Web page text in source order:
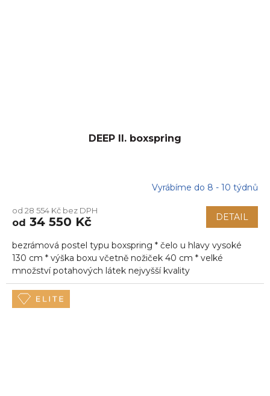
DEEP II. boxspring
Vyrábíme do 8 - 10 týdnů
od 28 554 Kč bez DPH
od 34 550 Kč DETAIL
bezrámová postel typu boxspring * čelo u hlavy vysoké
130 cm * výška boxu včetně nožiček 40 cm * velké
množství potahových látek nejvyšší kvality